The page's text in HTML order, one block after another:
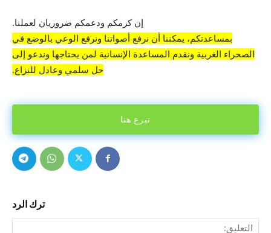
إن كرمكم ودعمكم ضروريان لعملنا.
بمساعدتكم، يمكننا أن نرفع أصواتنا ونرفع الوعي بالوضع في
الصحراء الغربية ونقدم المساعدة الإنسانية لمن يحتاجها وندعو إلى
حل سلمي وعادل للنزاع.
تبرع هنا
ترك الرد